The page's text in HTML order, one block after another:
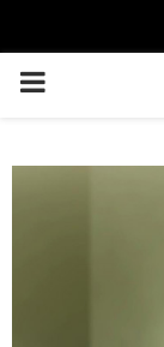
PRIMARY